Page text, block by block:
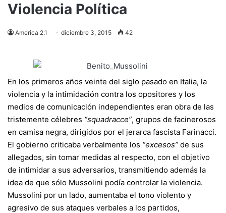
Violencia Política
America 2.1 diciembre 3, 2015 42
En los primeros años veinte del siglo pasado en Italia, la
violencia y la intimidación contra los opositores y los
medios de comunicación independientes eran obra de las
tristemente célebres “squadracce”, grupos de facinerosos
en camisa negra, dirigidos por el jerarca fascista Farinacci.
El gobierno criticaba verbalmente los “excesos” de sus
allegados, sin tomar medidas al respecto, con el objetivo
de intimidar a sus adversarios, transmitiendo además la
idea de que sólo Mussolini podía controlar la violencia.
Mussolini por un lado, aumentaba el tono violento y
agresivo de sus ataques verbales a los partidos,